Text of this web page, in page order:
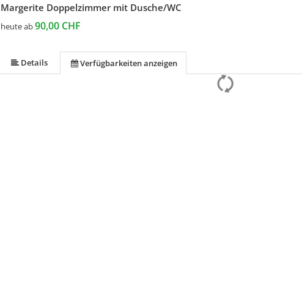
Margerite Doppelzimmer mit Dusche/WC
heute ab90,00 CHF
Details Verfügbarkeiten anzeigen